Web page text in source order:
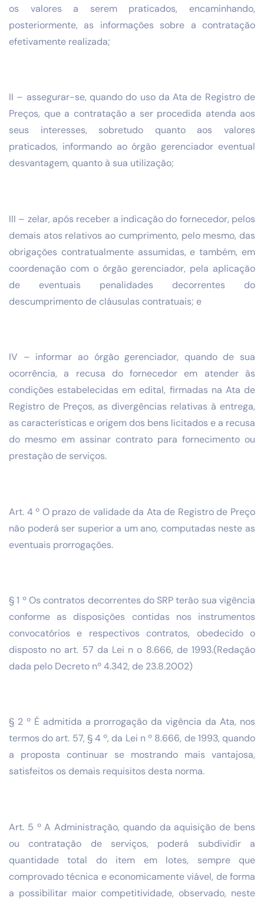
os valores a serem praticados, encaminhando,
posteriormente, as informações sobre a contratação
efetivamente realizada;
II – assegurar-se, quando do uso da Ata de Registro de
Preços, que a contratação a ser procedida atenda aos
seus interesses, sobretudo quanto aos valores
praticados, informando ao órgão gerenciador eventual
desvantagem, quanto à sua utilização;
III – zelar, após receber a indicação do fornecedor, pelos
demais atos relativos ao cumprimento, pelo mesmo, das
obrigações contratualmente assumidas, e também, em
coordenação com o órgão gerenciador, pela aplicação
de eventuais penalidades decorrentes do
descumprimento de cláusulas contratuais; e
IV – informar ao órgão gerenciador, quando de sua
ocorrência, a recusa do fornecedor em atender às
condições estabelecidas em edital, firmadas na Ata de
Registro de Preços, as divergências relativas à entrega,
as características e origem dos bens licitados e a recusa
do mesmo em assinar contrato para fornecimento ou
prestação de serviços.
Art. 4 º O prazo de validade da Ata de Registro de Preço
não poderá ser superior a um ano, computadas neste as
eventuais prorrogações.
§ 1 º Os contratos decorrentes do SRP terão sua vigência
conforme as disposições contidas nos instrumentos
convocatórios e respectivos contratos, obedecido o
disposto no art. 57 da Lei n o 8.666, de 1993.(Redação
dada pelo Decreto nº 4.342, de 23.8.2002)
§ 2 º É admitida a prorrogação da vigência da Ata, nos
termos do art. 57, § 4 º, da Lei n º 8.666, de 1993, quando
a proposta continuar se mostrando mais vantajosa,
satisfeitos os demais requisitos desta norma.
Art. 5 º A Administração, quando da aquisição de bens
ou contratação de serviços, poderá subdividir a
quantidade total do item em lotes, sempre que
comprovado técnica e economicamente viável, de forma
a possibilitar maior competitividade, observado, neste